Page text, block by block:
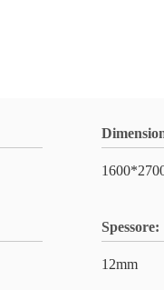
Spessore:
12mm